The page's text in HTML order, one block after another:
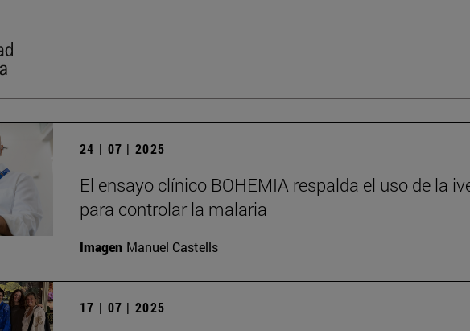
24 | 07 | 2025
El ensayo clínico BOHEMIA respalda el uso de la
para controlar la malaria
Imagen Manuel Castells
17 | 07 | 2025